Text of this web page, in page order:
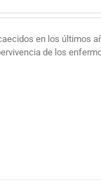
en los últimos
de los